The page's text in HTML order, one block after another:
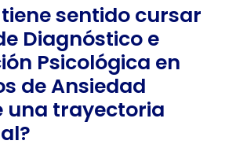
sentido cursar
Diagnóstico e
Psicológica en
de Ansiedad
una trayectoria